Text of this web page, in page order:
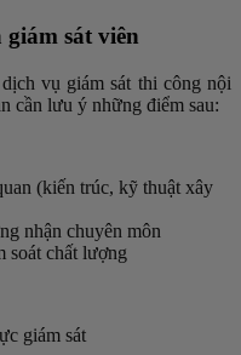
sát viên
vụ giám sát thi công nội
cần lưu ý những điểm sau:
(kiến trúc, kỹ thuật xây
nhận chuyên môn
soát chất lượng
giám sát